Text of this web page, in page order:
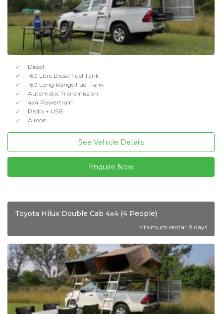
Diesel
160 Litre Diesel Fuel Tank
160 Long Range Fuel Tank
Automatic Transmission
4x4 Powertrain
Radio + USB
Aircon
See Vehicle Details
Enquire Now
Toyota Hilux Double Cab 4x4 (4 People)
Minimum rental: 8 days